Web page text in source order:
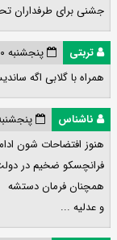
جشنی برای طرفداران
تربتی
پنجشنبه ۱۰ مهر ۱۴۰۴ ۱۵:۲۴:۱۴
همراه با گلابی اگه
ناشناس
پنجشنبه ۱۰ مهر ۱۴۰۴
هنوز افتضاحات شون
فرانچسکو ضخیم در
همچنان فرمان دستشه
و عدلیه ...